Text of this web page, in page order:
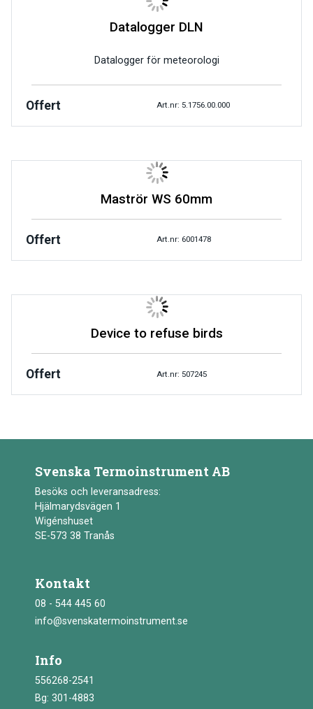
Datalogger DLN
Datalogger för meteorologi
Offert Art.nr: 5.1756.00.000
Maströr WS 60mm
Offert Art.nr: 6001478
Device to refuse birds
Offert Art.nr: 507245
Svenska Termoinstrument AB
Besöks och leveransadress:
Hjälmarydsvägen 1
Wigénshuset
SE-573 38 Tranås
Kontakt
08 - 544 445 60
info@svenskatermoinstrument.se
Info
556268-2541
Bg: 301-4883